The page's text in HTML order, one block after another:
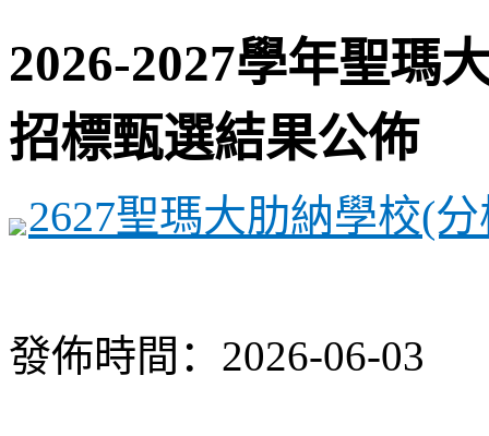
2026-2027學年聖瑪
招標甄選結果公佈
2627聖瑪大肋納學校(
發佈時間：2026-06-03